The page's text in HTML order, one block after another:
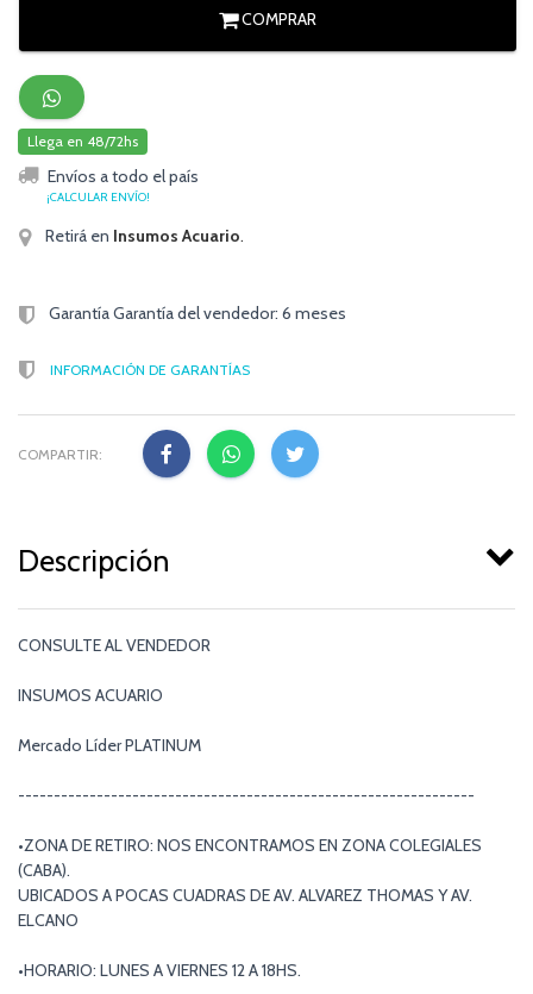
COMPRAR
Llega en 48/72hs
Envíos a todo el país
¡CALCULAR ENVÍO!
Retirá en Insumos Acuario.
Garantía Garantía del vendedor: 6 meses
INFORMACIÓN DE GARANTÍAS
COMPARTIR:
Descripción
CONSULTE AL VENDEDOR
INSUMOS ACUARIO
Mercado Líder PLATINUM
----------------------------------------------------------------
•ZONA DE RETIRO: NOS ENCONTRAMOS EN ZONA COLEGIALES
(CABA).
UBICADOS A POCAS CUADRAS DE AV. ALVAREZ THOMAS Y AV.
ELCANO
•HORARIO: LUNES A VIERNES 12 A 18HS.